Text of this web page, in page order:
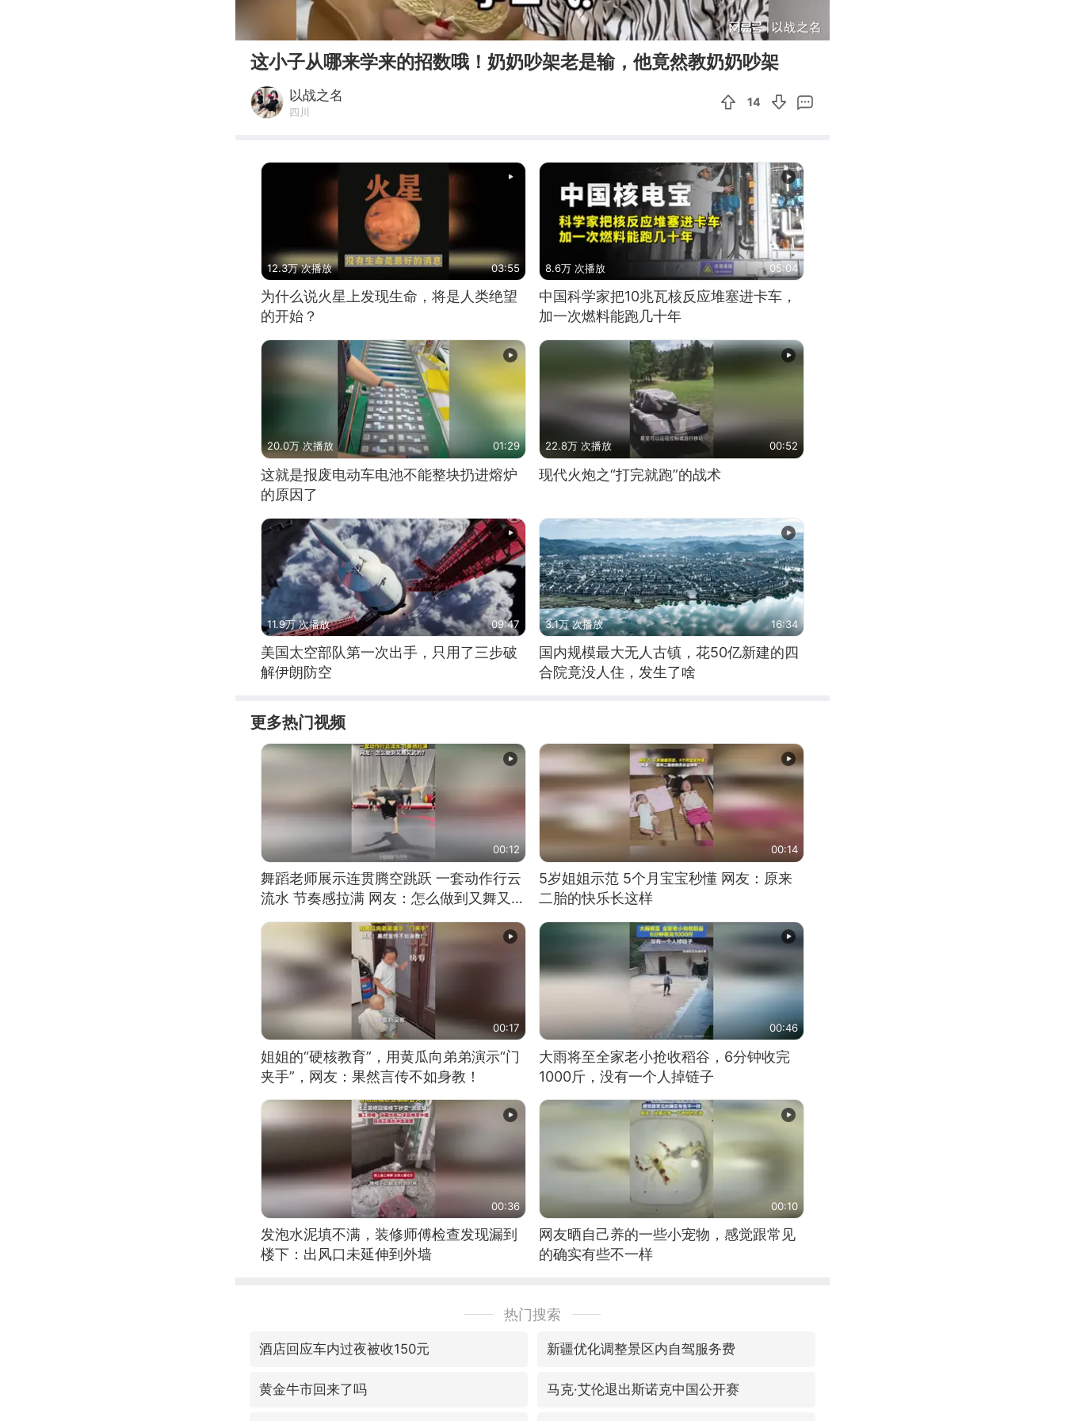
01:19
这小子从哪来学来的招数哦！奶奶吵架老是输，他竟然教奶奶吵架
以战之名
四川
14
12.3万 次播放 03:55
为什么说火星上发现生命，将是人类绝望
的开始？
8.6万 次播放 05:04
中国科学家把10兆瓦核反应堆塞进卡车，
加一次燃料能跑几十年
20.0万 次播放 01:29
这就是报废电动车电池不能整块扔进熔炉
的原因了
22.8万 次播放 00:52
现代火炮之“打完就跑”的战术
11.9万 次播放 09:47
美国太空部队第一次出手，只用了三步破
解伊朗防空
3.1万 次播放 16:34
国内规模最大无人古镇，花50亿新建的四
合院竟没人住，发生了啥
更多热门视频
00:12
舞蹈老师展示连贯腾空跳跃 一套动作行云
流水 节奏感拉满 网友：怎么做到又舞又武
00:14
5岁姐姐示范 5个月宝宝秒懂 网友：原来
二胎的快乐长这样
00:17
姐姐的“硬核教育”，用黄瓜向弟弟演示“门
夹手”，网友：果然言传不如身教！
00:46
大雨将至全家老小抢收稻谷，6分钟收完
1000斤，没有一个人掉链子
00:36
发泡水泥填不满，装修师傅检查发现漏到
楼下：出风口未延伸到外墙
00:10
网友晒自己养的一些小宠物，感觉跟常见
的确实有些不一样
热门搜索
酒店回应车内过夜被收150元 新疆优化调整景区内自驾服务费
黄金牛市回来了吗 马克·艾伦退出斯诺克中国公开赛